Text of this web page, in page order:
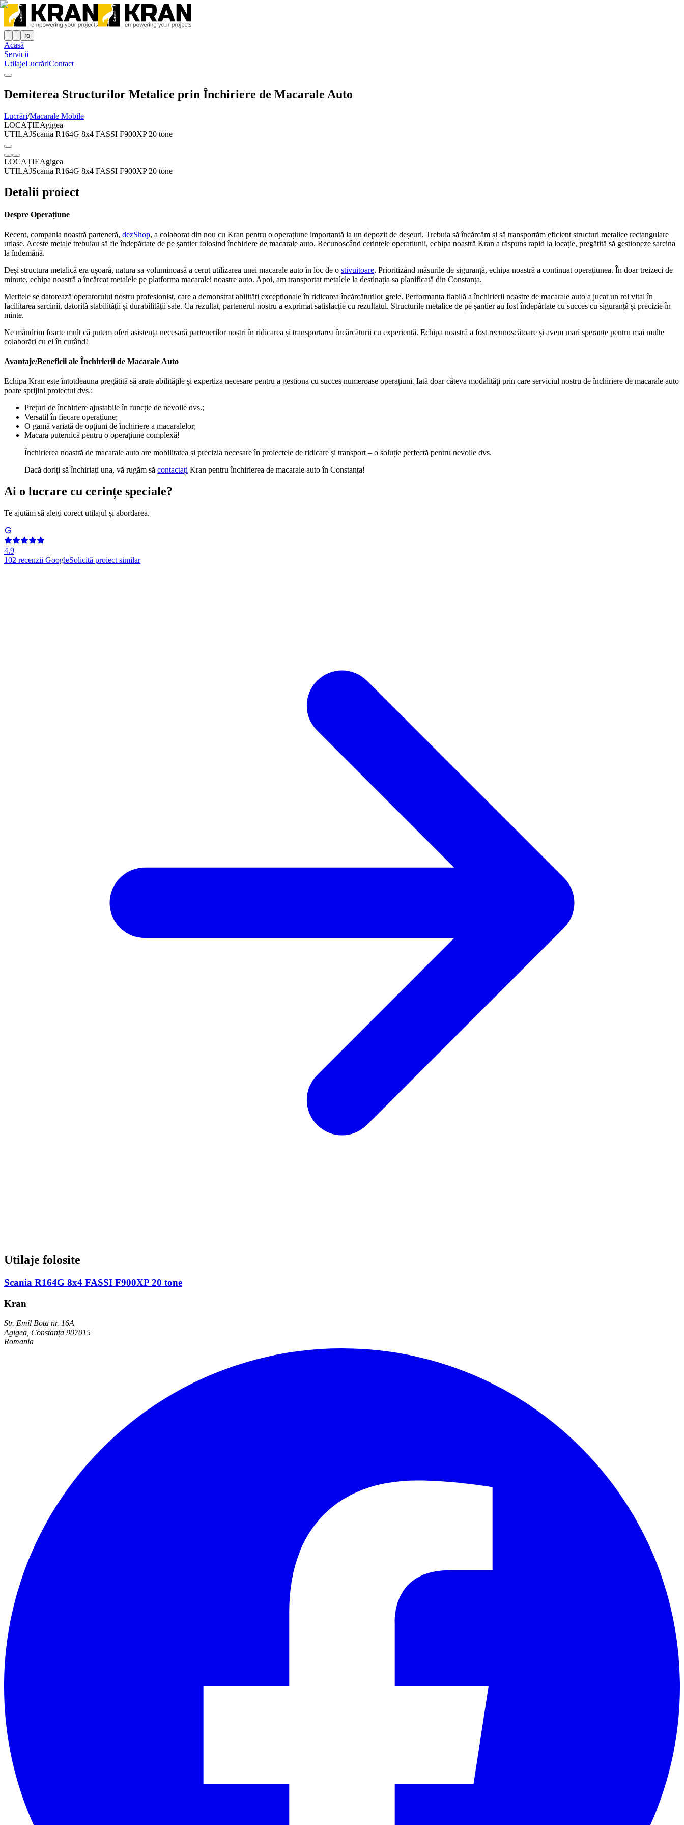
ro
Acasă
Servicii
UtilajeLucrăriContact
Demiterea Structurilor Metalice prin Închiriere de Macarale Auto
Lucrări/Macarale Mobile
LOCAȚIEAgigea
UTILAJScania R164G 8x4 FASSI F900XP 20 tone
LOCAȚIEAgigea
UTILAJScania R164G 8x4 FASSI F900XP 20 tone
Detalii proiect
Despre Operațiune
Recent, compania noastră parteneră, dezShop, a colaborat din nou cu Kran pentru o operațiune importantă la un depozit de deșeuri. Trebuia să încărcăm și să transportăm eficient structuri metalice rectangulare
uriașe. Aceste metale trebuiau să fie îndepărtate de pe șantier folosind închiriere de macarale auto. Recunoscând cerințele operațiunii, echipa noastră Kran a răspuns rapid la locație, pregătită să gestioneze sarcina
la îndemână.
Deși structura metalică era ușoară, natura sa voluminoasă a cerut utilizarea unei macarale auto în loc de o stivuitoare. Prioritizând măsurile de siguranță, echipa noastră a continuat operațiunea. În doar treizeci de
minute, echipa noastră a încărcat metalele pe platforma macaralei noastre auto. Apoi, am transportat metalele la destinația sa planificată din Constanța.
Meritele se datorează operatorului nostru profesionist, care a demonstrat abilități excepționale în ridicarea încărcăturilor grele. Performanța fiabilă a închirierii noastre de macarale auto a jucat un rol vital în
facilitarea sarcinii, datorită stabilității și durabilității sale. Ca rezultat, partenerul nostru a exprimat satisfacție cu rezultatul. Structurile metalice de pe șantier au fost îndepărtate cu succes cu siguranță și precizie în
minte.
Ne mândrim foarte mult că putem oferi asistența necesară partenerilor noștri în ridicarea și transportarea încărcăturii cu experiență. Echipa noastră a fost recunoscătoare și avem mari speranțe pentru mai multe
colaborări cu ei în curând!
Avantaje/Beneficii ale Închirierii de Macarale Auto
Echipa Kran este întotdeauna pregătită să arate abilitățile și expertiza necesare pentru a gestiona cu succes numeroase operațiuni. Iată doar câteva modalități prin care serviciul nostru de închiriere de macarale auto
poate sprijini proiectul dvs.:
Prețuri de închiriere ajustabile în funcție de nevoile dvs.;
Versatil în fiecare operațiune;
O gamă variată de opțiuni de închiriere a macaralelor;
Macara puternică pentru o operațiune complexă!
Închirierea noastră de macarale auto are mobilitatea și precizia necesare în proiectele de ridicare și transport – o soluție perfectă pentru nevoile dvs.
Dacă doriți să închiriați una, vă rugăm să contactați Kran pentru închirierea de macarale auto în Constanța!
Ai o lucrare cu cerințe speciale?
Te ajutăm să alegi corect utilajul și abordarea.
4.9
102 recenzii GoogleSolicită proiect similar
Utilaje folosite
Scania R164G 8x4 FASSI F900XP 20 tone
Kran
Str. Emil Bota nr. 16A
Agigea, Constanța 907015
Romania